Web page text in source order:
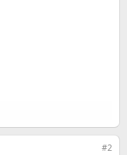
#2